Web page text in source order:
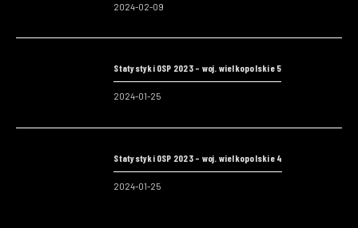
2024-02-09
Statystyki OSP 2023 – woj. wielkopolskie 5
2024-01-25
Statystyki OSP 2023 – woj. wielkopolskie 4
2024-01-25